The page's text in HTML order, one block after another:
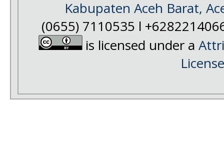
Kabupaten Aceh Barat,
(0655) 7110535 l
is licensed under a